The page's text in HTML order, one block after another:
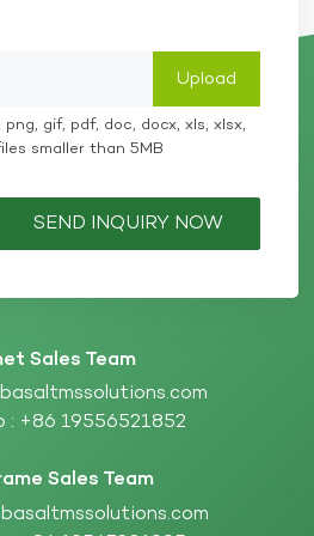
gif, pdf, doc, docx, xls, xlsx,
smaller than 5MB
SEND INQUIRY NOW
Sales Team
: +86 19556521852
Sales Team